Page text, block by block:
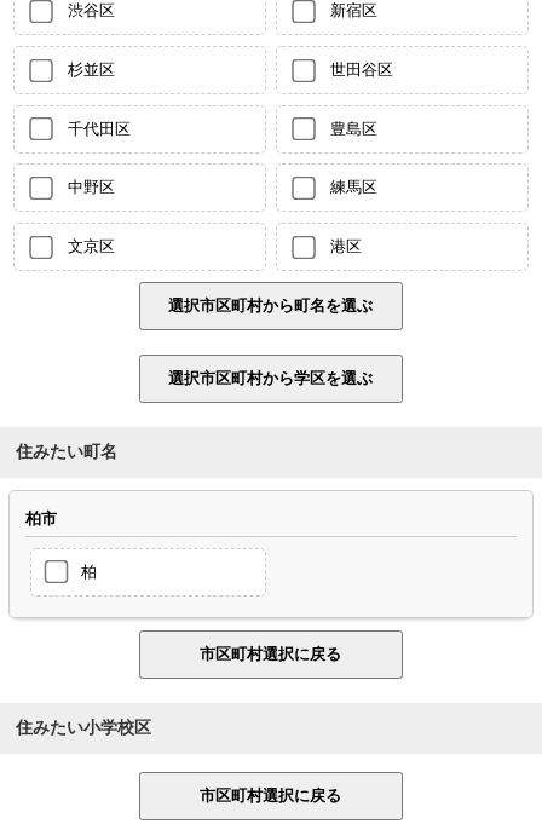
渋谷区 新宿区
杉並区 世田谷区
千代田区 豊島区
中野区 練馬区
文京区 港区
住みたい町名
柏市
柏
住みたい小学校区